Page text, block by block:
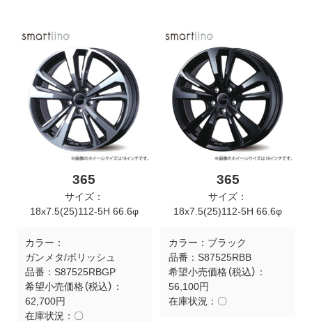
365
サイズ：
18x7.5(25)112-5H 66.6φ
カラー：
ガンメタ/ポリッシュ
品番： S87525RBGP
希望小売価格（税込）：
62,700円
在庫状況： 〇
365
サイズ：
18x7.5(25)112-5H 66.6φ
カラー： ブラック
品番： S87525RBB
希望小売価格（税込）：
56,100円
在庫状況： 〇